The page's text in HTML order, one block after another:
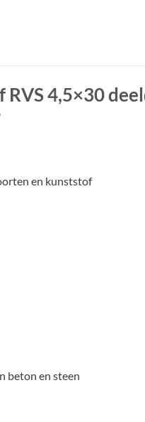
4,5×30
en kunststof
beton en steen